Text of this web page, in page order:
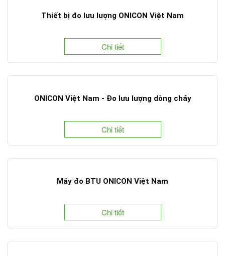
Thiết bị đo lưu lượng ONICON Việt Nam
Chi tiết
ONICON Việt Nam - Đo lưu lượng dòng chảy
Chi tiết
Máy đo BTU ONICON Việt Nam
Chi tiết